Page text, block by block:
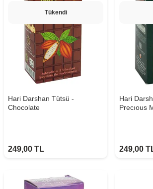
Tükendi
Hari Darshan Tütsü -
Chocolate
249,00 TL
Hari
Precıous
249,00